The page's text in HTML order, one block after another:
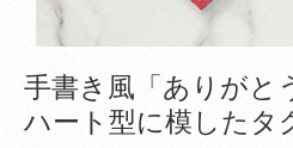
手書き風「ありがと
ハート型に模したタ